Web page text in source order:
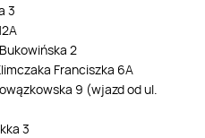
3
2
Franciszka 6A
9 (wjazd od ul.
3